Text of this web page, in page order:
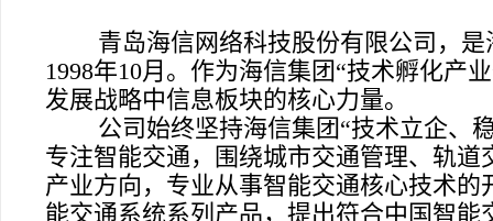
青岛海信网络科技股份有限公司，
1998年10月。作为海信集团“技术孵化产
发展战略中信息板块的核心力量。
公司始终坚持海信集团“技术立企、
专注智能交通，围绕城市交通管理、轨
产业方向，专业从事智能交通核心技术
能交通系统系列产品，提出符合中国智